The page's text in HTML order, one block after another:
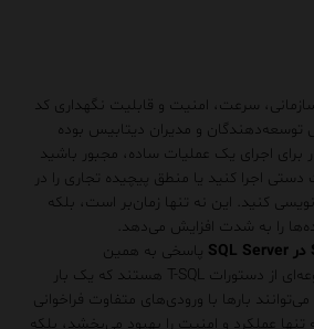
سرعت، امنیت و قابلیت نگهداری کد
و مدیران دیتابیس بوده
برای اجرای یک عملیات ساده، مجبور باشید
اجرا کنید یا منطق پیچیده تجاری را در
کنید. این نه تنها زمان‌بر است، بلکه
را به شدت افزایش می‌دهد.
پاسخی به همین
چالش‌هاست. SPها مجموعه‌ای از دستورات T-SQL هستند که یک بار
بارها با ورودی‌های متفاوت فراخوانی
تنها عملکرد و امنیت را بهبود می‌بخشد، بلکه